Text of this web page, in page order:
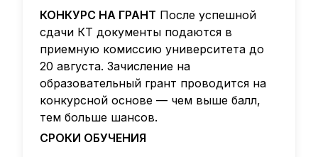
КОНКУРС НА ГРАНТ После успешной
сдачи КТ документы подаются в
приемную комиссию университета до
20 августа. Зачисление на
образовательный грант проводится на
конкурсной основе — чем выше балл,
тем больше шансов.
СРОКИ ОБУЧЕНИЯ